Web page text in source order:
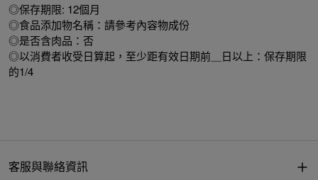
◎保存期限: 12個月
◎食品添加物名稱：請參考內容物成份
◎是否含肉品：否
◎以消費者收受日算起，至少距有效日期前＿日以上：保存期限
的1/4
客服與聯絡資訊